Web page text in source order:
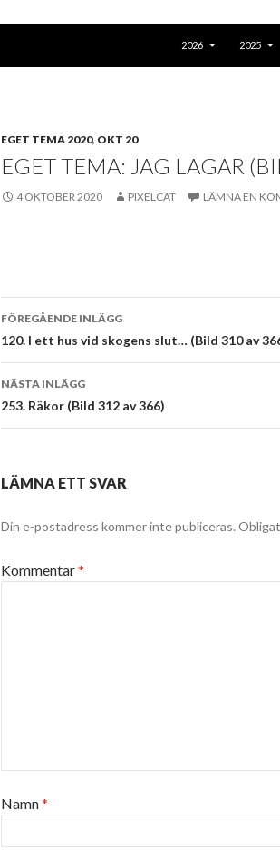
2026
2025
EGET TEMA 2020, OKT 20
EGET TEMA: JAG LAGAR
4 OKTOBER 2020 PIXELCAT LÄMNA EN
Inläggsnavigering
FÖREGÅENDE INLÄGG
120. I ett hus vid skogens slut… (Bild 310 av
NÄSTA INLÄGG
253. Räkor (Bild 312 av 366)
LÄMNA ETT SVAR
Din e-postadress kommer inte publiceras.
Kommentar*
Namn*